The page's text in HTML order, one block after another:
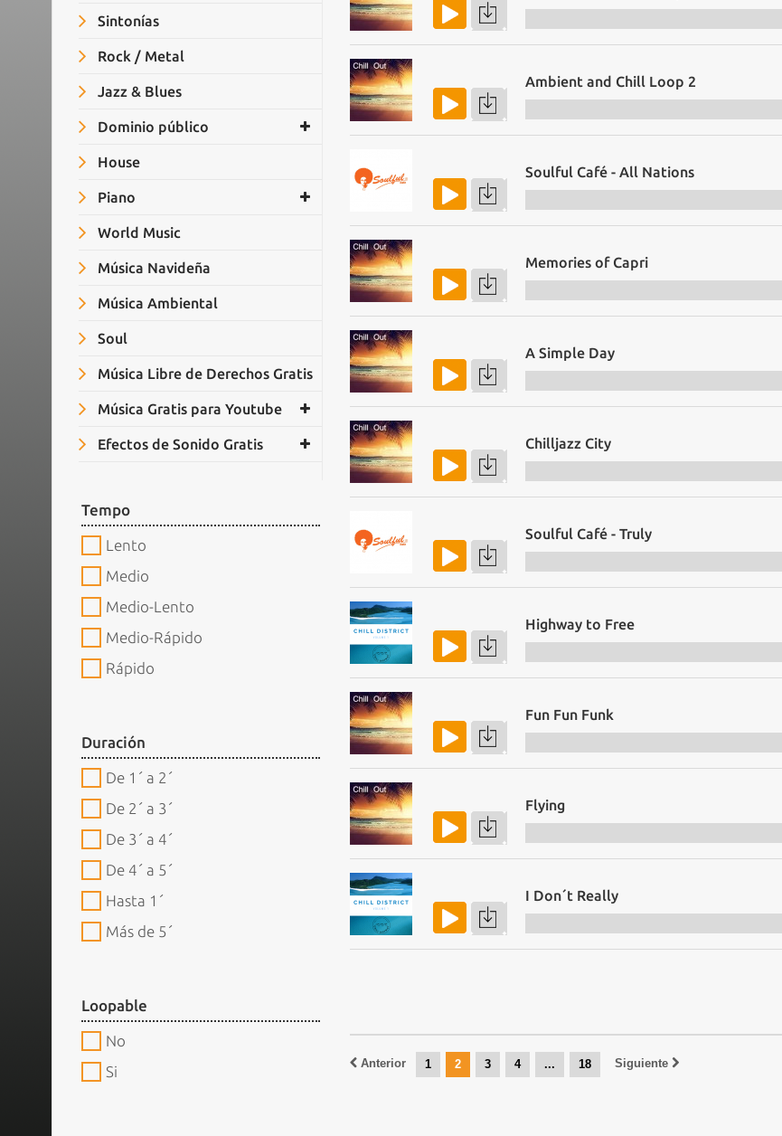
Sintonías
Rock / Metal
Jazz & Blues
Dominio público
House
Piano
World Music
Música Navideña
Música Ambiental
Soul
Música Libre de Derechos Gratis
Música Gratis para Youtube
Efectos de Sonido Gratis
Tempo
Lento
Medio
Medio-Lento
Medio-Rápido
Rápido
Duración
De 1´ a 2´
De 2´ a 3´
De 3´ a 4´
De 4´ a 5´
Hasta 1´
Más de 5´
Loopable
No
Si
Ambient and Chill Loop 2
Soulful Café - All Nations
Memories of Capri
A Simple Day
Chilljazz City
Soulful Café - Truly
Highway to Free
Fun Fun Funk
Flying
I Don´t Really
Anterior 1 2 3 4 ... 18 Siguiente